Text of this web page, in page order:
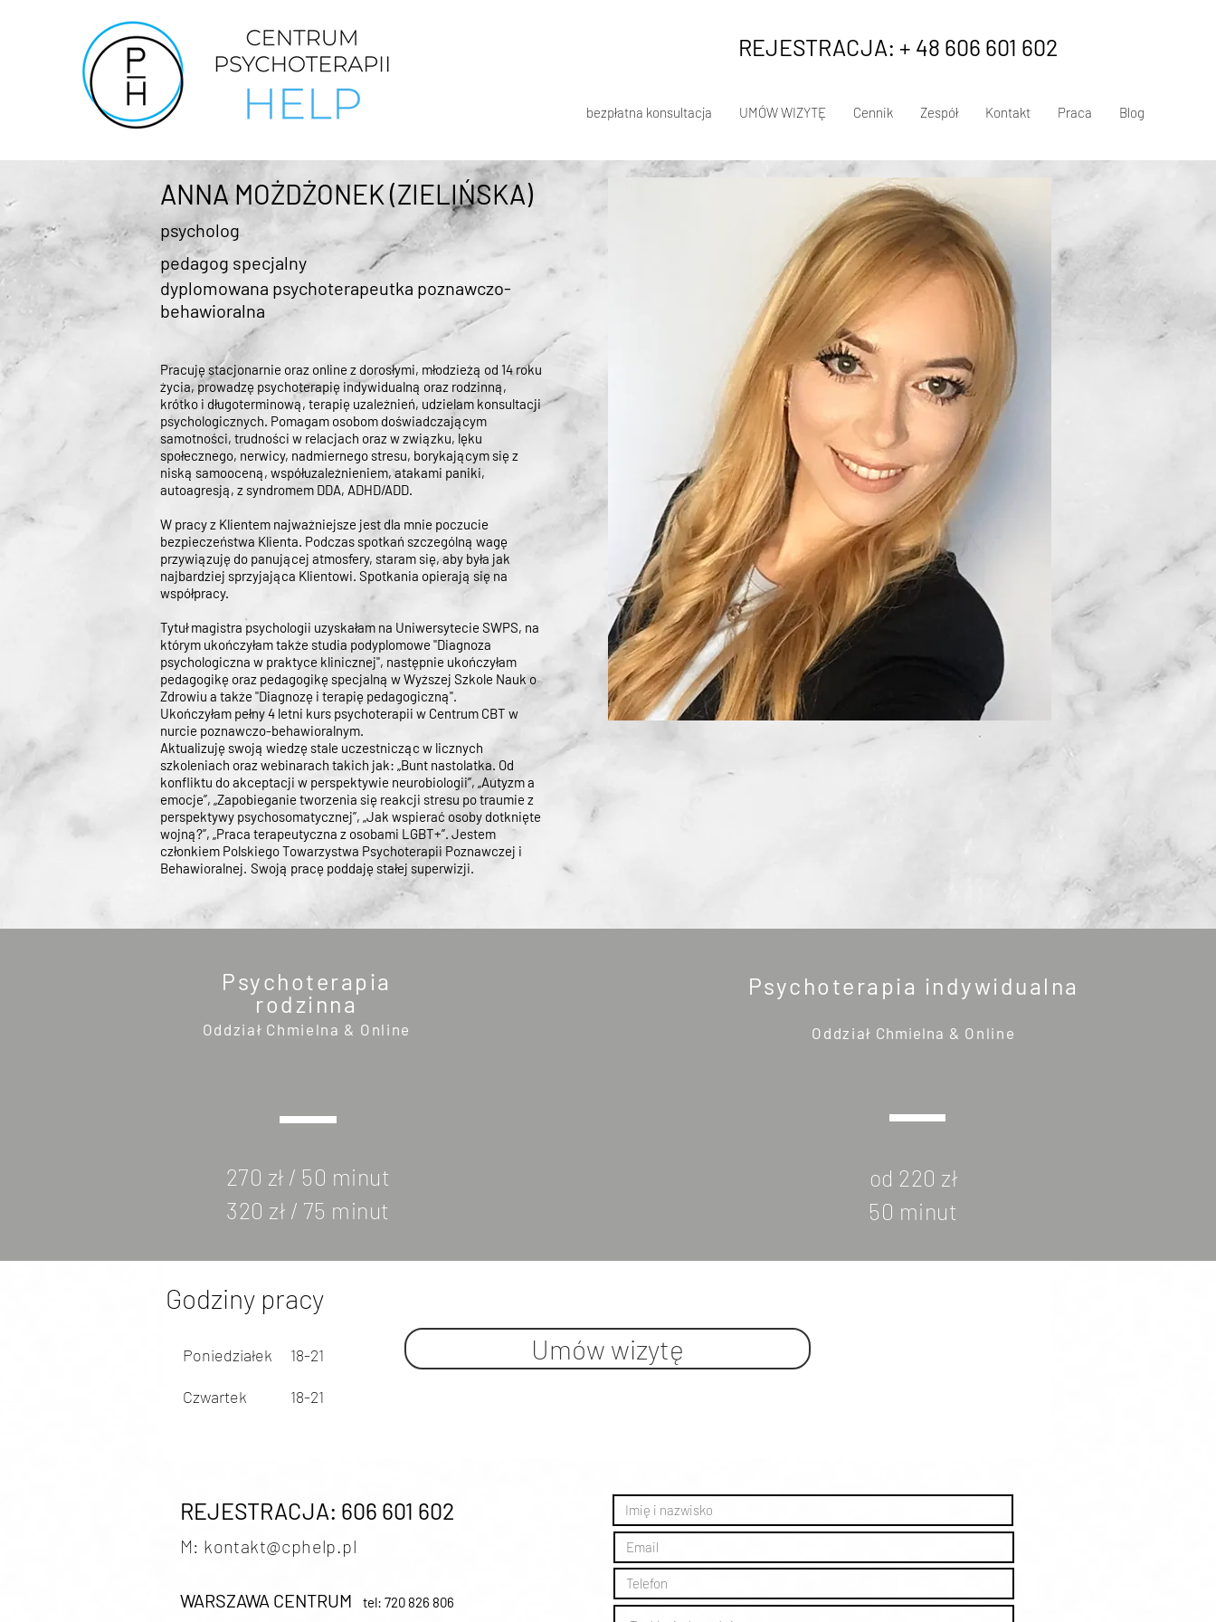
REJESTRACJA: + 48 606 601 602
bezpłatna konsultacja UMÓW WIZYTĘ Cennik Zespół Kontakt Praca Blog
ANNA MOŻDŻONEK (ZIELIŃSKA)
psycholog
pedagog specjalny
dyplomowana psychoterapeutka poznawczo-
behawioralna
Pracuję stacjonarnie oraz online z dorosłymi, młodzieżą od 14 roku
życia, prowadzę psychoterapię indywidualną oraz rodzinną,
krótko i długoterminową, terapię uzależnień, udzielam konsultacji
psychologicznych. Pomagam osobom doświadczającym
samotności, trudności w relacjach oraz w związku, lęku
społecznego, nerwicy, nadmiernego stresu, borykającym się z
niską samooceną, współuzależnieniem, atakami paniki,
autoagresją, z syndromem DDA, ADHD/ADD.
W pracy z Klientem najważniejsze jest dla mnie poczucie
bezpieczeństwa Klienta. Podczas spotkań szczególną wagę
przywiązuję do panującej atmosfery, staram się, aby była jak
najbardziej sprzyjająca Klientowi. Spotkania opierają się na
współpracy.
Tytuł magistra psychologii uzyskałam na Uniwersytecie SWPS, na
którym ukończyłam także studia podyplomowe "Diagnoza
psychologiczna w praktyce klinicznej", następnie ukończyłam
pedagogikę oraz pedagogikę specjalną w Wyższej Szkole Nauk o
Zdrowiu a także "Diagnozę i terapię pedagogiczną".
Ukończyłam pełny 4 letni kurs psychoterapii w Centrum CBT w
nurcie poznawczo-behawioralnym.
Aktualizuję swoją wiedzę stale uczestnicząc w licznych
szkoleniach oraz webinarach takich jak: „Bunt nastolatka. Od
konfliktu do akceptacji w perspektywie neurobiologii”, „Autyzm a
emocje”, „Zapobieganie tworzenia się reakcji stresu po traumie z
perspektywy psychosomatycznej”, „Jak wspierać osoby dotknięte
wojną?”, „Praca terapeutyczna z osobami LGBT+”. Jestem
członkiem Polskiego Towarzystwa Psychoterapii Poznawczej i
Behawioralnej. Swoją pracę poddaję stałej superwizji.
Psychoterapia
rodzinna
Oddział Chmielna & Online
270 zł / 50 minut
320 zł / 75 minut
Psychoterapia indywidualna
Oddział Chmielna & Online
od 220 zł
50 minut
Godziny pracy
Poniedziałek
Czwartek
18-21
18-21
Umów wizytę
REJESTRACJA: 606 601 602
M: kontakt@cphelp.pl
WARSZAWA CENTRUM tel: 720 826 806